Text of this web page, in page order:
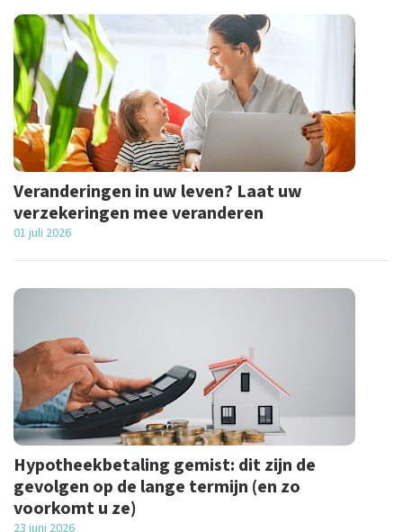
Veranderingen in uw leven? Laat uw
verzekeringen mee veranderen
01 juli 2026
Hypotheekbetaling gemist: dit zijn de
gevolgen op de lange termijn (en zo
voorkomt u ze)
23 juni 2026